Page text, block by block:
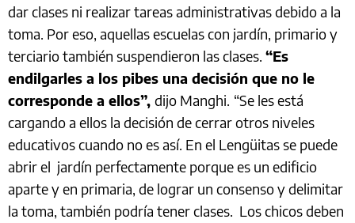
dar clases ni realizar tareas administrativas debido a la
toma. Por eso, aquellas escuelas con jardín, primario y
terciario también suspendieron las clases. “Es
endilgarles a los pibes una decisión que no le
corresponde a ellos”, dijo Manghi. “Se les está
cargando a ellos la decisión de cerrar otros niveles
educativos cuando no es así. En el Lengüitas se puede
abrir el jardín perfectamente porque es un edificio
aparte y en primaria, de lograr un consenso y delimitar
la toma, también podría tener clases. Los chicos deben